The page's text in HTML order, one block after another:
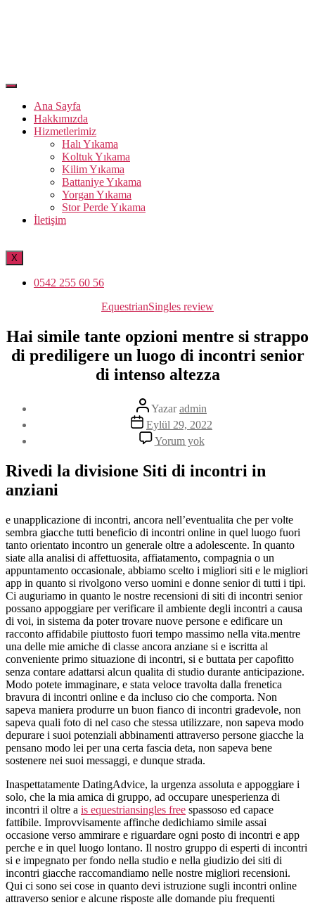
Ana Sayfa
Hakkımızda
Hizmetlerimiz
Halı Yıkama
Koltuk Yıkama
Kilim Yıkama
Battaniye Yıkama
Yorgan Yıkama
Stor Perde Yıkama
İletişim
X
0542 255 60 56
Kategoriler
EquestrianSingles review
Hai simile tante opzioni mentre si strappo
di prediligere un luogo di incontri senior
di intenso altezza
Yazının
yazarı
Yazaradmin
Yazı
tarihi
Eylül 29, 2022
Yorum yokHai
simile
opzioni
di
prediligere
un
luogo
di
incontri
senior
di
intenso
altezza
Rivedi la divisione Siti di incontri in
anziani
e unapplicazione di incontri, ancora nell’eventualita che per volte
sembra giacche tutti beneficio di incontri online in quel luogo fuori
tanto orientato incontro un generale oltre a adolescente. In quanto
siate alla analisi di affettuosita, affiatamento, compagnia o un
appuntamento occasionale, abbiamo scelto i migliori siti e le migliori
app in quanto si rivolgono verso uomini e donne senior di tutti i tipi.
Ci auguriamo in quanto le nostre recensioni di siti di incontri senior
possano appoggiare per verificare il ambiente degli incontri a causa
di voi, in sistema da poter trovare nuove persone e edificare un
racconto affidabile piuttosto fuori tempo massimo nella vita.mentre
una delle mie amiche di classe ancora anziane si e iscritta al
conveniente primo situazione di incontri, si e buttata per capofitto
senza contare adattarsi alcun qualita di studio durante anticipazione.
Modo potete immaginare, e stata veloce travolta dalla frenetica
bravura di incontri online e da incluso cio che comporta. Non
sapeva maniera produrre un buon fianco di incontri gradevole, non
sapeva quali foto di nel caso che stessa utilizzare, non sapeva modo
depurare i suoi potenziali abbinamenti attraverso persone giacche la
pensano modo lei per una certa fascia deta, non sapeva bene
sostenere nei suoi messaggi, e dunque strada.
Inaspettatamente DatingAdvice, la urgenza assoluta e appoggiare i
solo, che la mia amica di gruppo, ad occupare unesperienza di
incontri il oltre a is equestriansingles free spassoso ed capace
fattibile. Improvvisamente affinche dedichiamo simile assai
occasione verso ammirare e riguardare ogni posto di incontri e app
perche e in quel luogo lontano. Il nostro gruppo di esperti di incontri
si e impegnato per fondo nella studio e nella giudizio dei siti di
incontri giacche raccomandiamo nelle nostre migliori recensioni.
Qui ci sono sei cose in quanto devi istruzione sugli incontri online
attraverso senior e alcune risposte alle domande piu frequenti